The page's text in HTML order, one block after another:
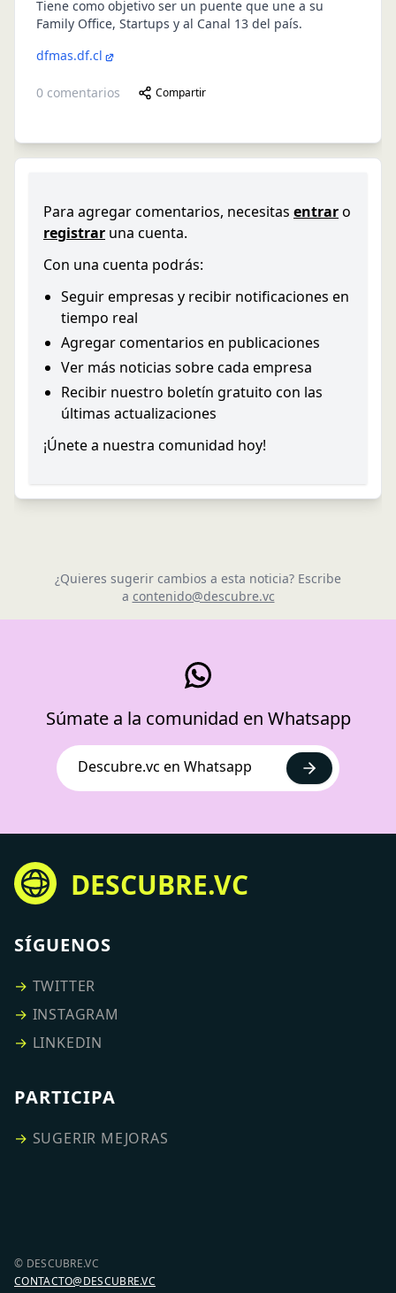
Tiene como objetivo ser un puente que une a su
Family Office, Startups y al Canal 13 del país.
dfmas.df.cl
0 comentarios Compartir
Para agregar comentarios, necesitas entraro
registrar una cuenta.
Con una cuenta podrás:
Seguir empresas y recibir notificaciones en
tiempo real
Agregar comentarios en publicaciones
Ver más noticias sobre cada empresa
Recibir nuestro boletín gratuito con las
últimas actualizaciones
¡Únete a nuestra comunidad hoy!
¿Quieres sugerir cambios a esta noticia? Escribe
a contenido@descubre.vc
Súmate a la comunidad en Whatsapp
Descubre.vc en Whatsapp
DESCUBRE.VC
SÍGUENOS
→ TWITTER
→ INSTAGRAM
→ LINKEDIN
PARTICIPA
→ SUGERIR MEJORAS
© DESCUBRE.VC
CONTACTO@DESCUBRE.VC